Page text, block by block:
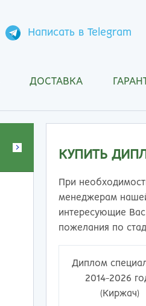
Написать в Telegram
ДОСТАВКА
КУПИТЬ
При
менеджерам
интересующие
пожелания по
Диплом
2014-2026
(Киржач)